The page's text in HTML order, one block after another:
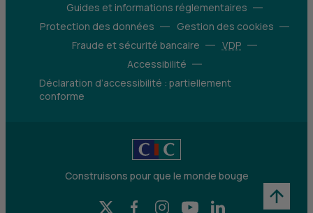
Guides et informations réglementaires
Protection des données
Gestion des cookies
Fraude et sécurité bancaire
VDP
Accessibilité
Déclaration d’accessibilité : partiellement
conforme
Construisons pour que le monde bouge
X (Twitter) - CIC
Facebook - CIC
Instagram - CIC
YouTube - CICLinkedIn - CIC